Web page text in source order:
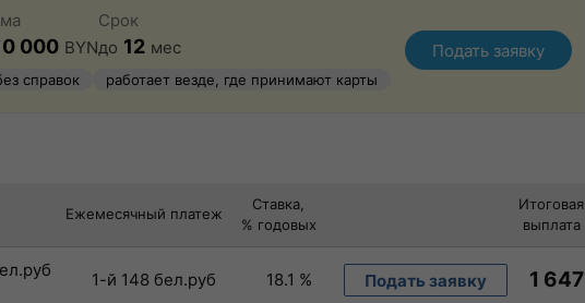
000 BYN
Срок
до 12 мес
справок работает везде, где принимают карты
Подать заявку
Ежемесячный платеж
Ставка,
% годовых
Итоговая
выплата
1-й 148 бел.руб 18.1 % Подать заявку 1 647